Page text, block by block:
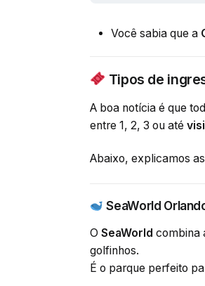
Você sabia que a
Tipos de
A boa notícia é que
entre 1, 2, 3 ou até
Abaixo, explicamos
SeaWorld
O SeaWorld combina
golfinhos.
É o parque perfeito